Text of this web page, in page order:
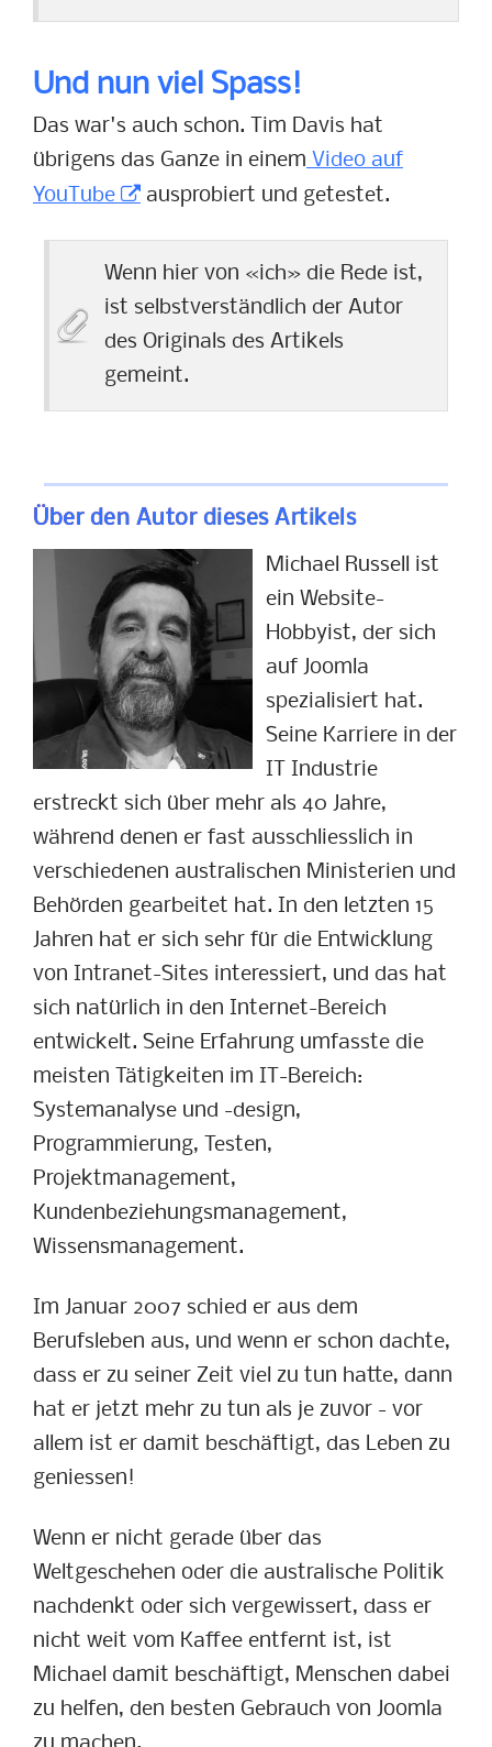
Und nun viel Spass!
Das war's auch schon. Tim Davis hat
übrigens das Ganze in einem Video auf
YouTube
ausprobiert und getestet.
Wenn hier von «ich» die Rede ist,
ist selbstverständlich der Autor
des Originals des Artikels
gemeint.
Über den Autor dieses Artikels
Michael Russell ist
ein Website-
Hobbyist, der sich
auf Joomla
spezialisiert hat.
Seine Karriere in der
IT Industrie
erstreckt sich über mehr als 40 Jahre,
während denen er fast ausschliesslich in
verschiedenen australischen Ministerien und
Behörden gearbeitet hat. In den letzten 15
Jahren hat er sich sehr für die Entwicklung
von Intranet-Sites interessiert, und das hat
sich natürlich in den Internet-Bereich
entwickelt. Seine Erfahrung umfasste die
meisten Tätigkeiten im IT-Bereich:
Systemanalyse und -design,
Programmierung, Testen,
Projektmanagement,
Kundenbeziehungsmanagement,
Wissensmanagement.
Im Januar 2007 schied er aus dem
Berufsleben aus, und wenn er schon dachte,
dass er zu seiner Zeit viel zu tun hatte, dann
hat er jetzt mehr zu tun als je zuvor - vor
allem ist er damit beschäftigt, das Leben zu
geniessen!
Wenn er nicht gerade über das
Weltgeschehen oder die australische Politik
nachdenkt oder sich vergewissert, dass er
nicht weit vom Kaffee entfernt ist, ist
Michael damit beschäftigt, Menschen dabei
zu helfen, den besten Gebrauch von Joomla